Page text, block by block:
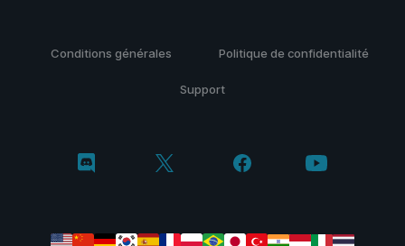
Conditions générales Politique de confidentialité
Support